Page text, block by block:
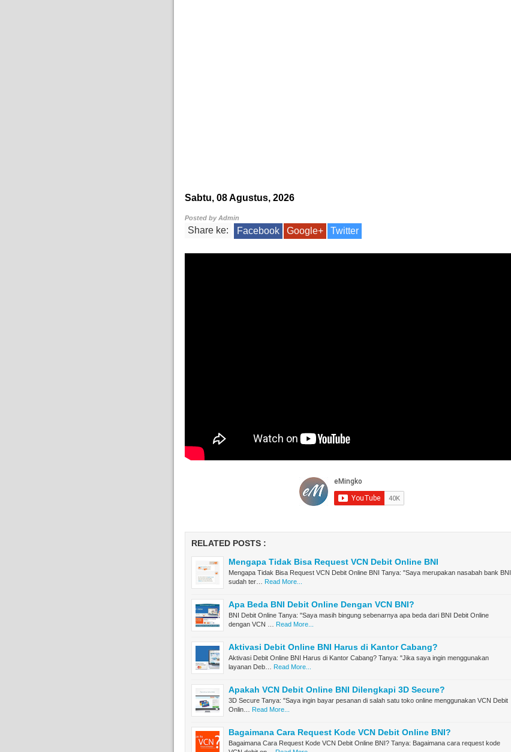
Sabtu, 08 Agustus, 2026
Posted byAdmin
Share ke: Facebook Google+ Twitter
RELATED POSTS :
Mengapa Tidak Bisa Request VCN Debit Online BNI
Mengapa Tidak Bisa Request VCN Debit Online BNI Tanya: "Saya merupakan nasabah bank BNI
sudah ter…
Read More...
Apa Beda BNI Debit Online Dengan VCN BNI?
BNI Debit Online Tanya: "Saya masih bingung sebenarnya apa beda dari BNI Debit Online
dengan VCN …
Read More...
Aktivasi Debit Online BNI Harus di Kantor Cabang?
Aktivasi Debit Online BNI Harus di Kantor Cabang? Tanya: "Jika saya ingin menggunakan
layanan Deb…
Read More...
Apakah VCN Debit Online BNI Dilengkapi 3D Secure?
3D Secure Tanya: "Saya ingin bayar pesanan di salah satu toko online menggunakan VCN Debit
Onlin…
Read More...
Bagaimana Cara Request Kode VCN Debit Online BNI?
Bagaimana Cara Request Kode VCN Debit Online BNI? Tanya: Bagaimana cara request kode